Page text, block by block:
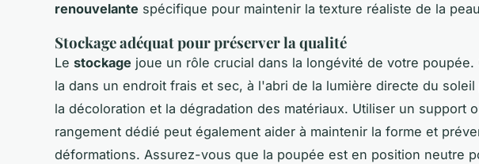
renouvelante spécifique pour maintenir la texture réaliste de la
Stockage adéquat pour préserver la qualité
Le stockage joue un rôle crucial dans la longévité de votre
la dans un endroit frais et sec, à l'abri de la lumière directe du
la décoloration et la dégradation des matériaux. Utiliser un support
rangement dédié peut également aider à maintenir la forme et
déformations. Assurez-vous que la poupée est en position neutre